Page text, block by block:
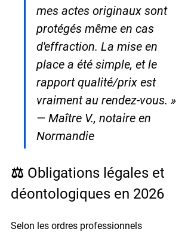
mes actes originaux sont
protégés même en cas
d'effraction. La mise en
place a été simple, et le
rapport qualité/prix est
vraiment au rendez-vous. »
— Maître V., notaire en
Normandie
⚖️ Obligations légales et
déontologiques en 2026
Selon les ordres professionnels